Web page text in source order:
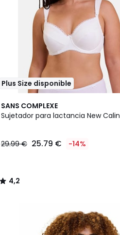
Plus Size disponible
SANS COMPLEXE
Sujetador para lactancia New Calin
29.99 € 25.79 € -14%
4,2
/ 5
4,2
/